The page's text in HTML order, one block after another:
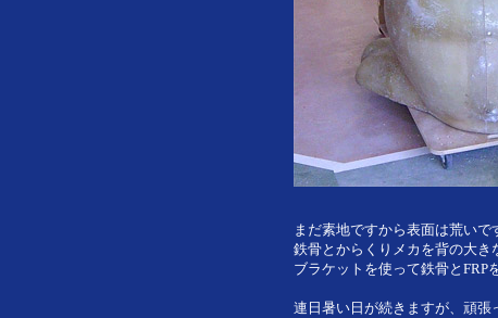
まだ素地ですから表面は荒いで
鉄骨とからくりメカを背の大き
ブラケットを使って鉄骨とFRP
連日暑い日が続きますが、頑張